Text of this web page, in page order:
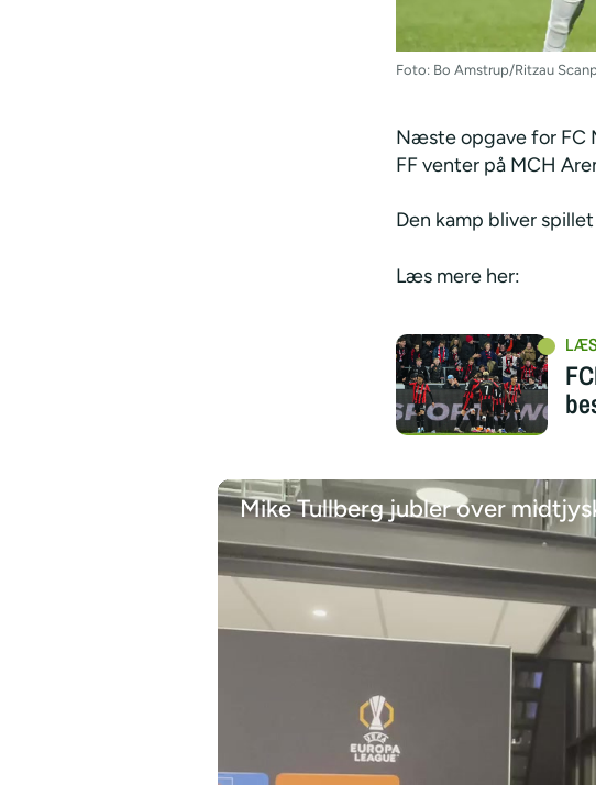
Foto: Bo Amstrup/Ritzau
Næste opgave for FC
FF venter på MCH
Den kamp bliver
Læs mere her:
Mike Tullberg jubler over